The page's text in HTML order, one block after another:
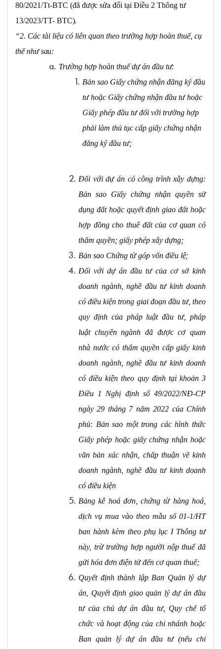
80/2021/Tt-BTC (đã được sửa đổi tại Điều 2 Thông tư
13/2023/TT- BTC).
“2. Các tài liệu có liên quan theo trường hợp hoàn thuế, cụ
thể nhưsau:
Trường hợp hoàn thuế dự án đầutư:
Bản sao Giấy chứng nhận đăng ký đầu
tư hoặc Giấy chứng nhận đầu tư hoặc
Giấy phép đầu tư đối với trường hợp
phải làm thủ tục cấp giấy chứng nhận
đăng ký đầu tư;
Đối với dự án có công trình xây dựng:
Bản sao Giấy chứng nhận quyền sử
dụng đất hoặc quyết định giao đất hoặc
hợp đồng cho thuê đất của cơ quan có
thẩm quyền; giấy phép xây dựng;
Bản sao Chứng từ góp vốn điều lệ;
Đối với dự án đầu tư của cơ sở kinh
doanh ngành, nghề đầu tư kinh doanh
có điều kiện trong giai đoạn đầu tư, theo
quy định của pháp luật đầu tư, pháp
luật chuyên ngành đã được cơ quan
nhà nước có thẩm quyền cấp giấy kinh
doanh ngành, nghề đầu tư kinh doanh
có điều kiện theo quy định tại khoản 3
Điều 1 Nghị định số 49/2022/NĐ-CP
ngày 29 tháng 7 năm 2022 của Chính
phủ: Bản sao một trong các hình thức
Giấy phép hoặc giấy chứng nhận hoặc
văn bản xác nhận, chấp thuận về kinh
doanh ngành, nghề đầu tư kinh doanh
có điều kiện
Bảng kê hoá đơn, chứng từ hàng hoá,
dịch vụ mua vào theo mẫu số 01-1/HT
ban hành kèm theo phụ lục I Thông tư
này, trừ trường hợp người nộp thuế đã
gửi hóa đơn điện tử đến cơ quan thuế;
Quyết định thành lập Ban Quản lý dự
án, Quyết định giao quản lý dự án đầu
tư của chủ dự án đầu tư, Quy chế tổ
chức và hoạt động của chi nhánh hoặc
Ban quản lý dự án đầu tư (nếu chi